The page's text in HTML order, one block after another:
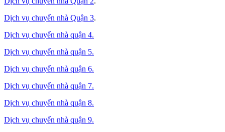
Dịch vụ chuyển nhà Quận 3.
Dịch vụ chuyển nhà quận 4.
Dịch vụ chuyển nhà quận 5.
Dịch vụ chuyển nhà quận 6.
Dịch vụ chuyển nhà quận 7.
Dịch vụ chuyển nhà quận 8.
Dịch vụ chuyển nhà quận 9.